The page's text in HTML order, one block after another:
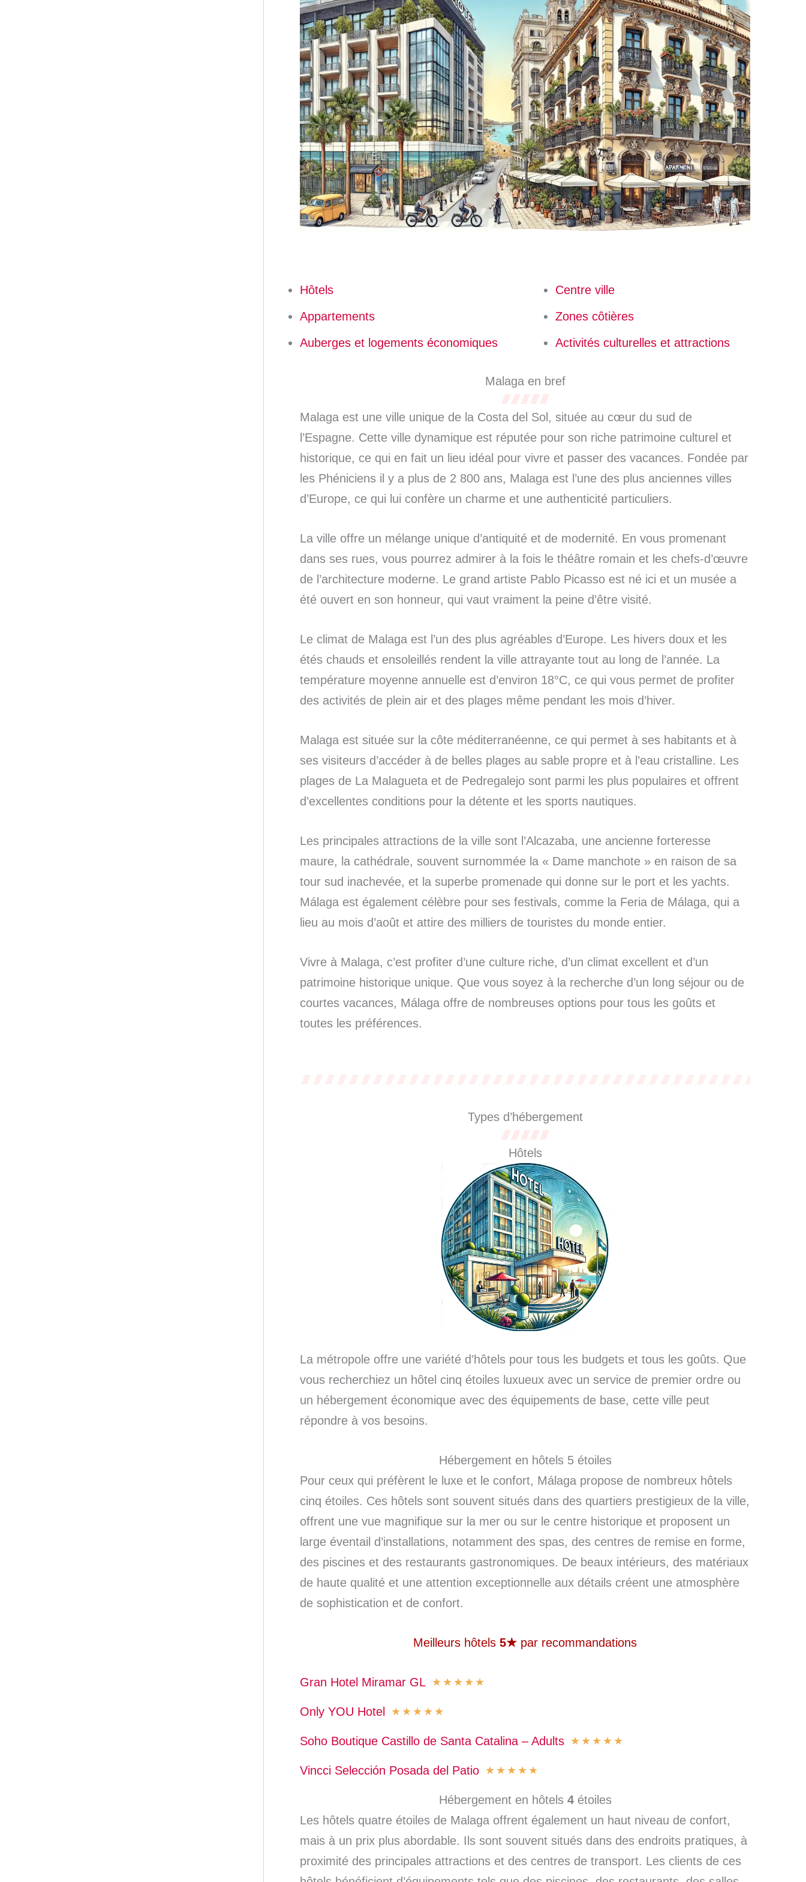
Hôtels
Appartements
Auberges et logements économiques
Centre ville
Zones côtières
Activités culturelles et attractions
Malaga en bref
Malaga est une ville unique de la Costa del Sol, située au cœur du sud de
l’Espagne. Cette ville dynamique est réputée pour son riche patrimoine culturel et
historique, ce qui en fait un lieu idéal pour vivre et passer des vacances. Fondée par
les Phéniciens il y a plus de 2 800 ans, Malaga est l’une des plus anciennes villes
d’Europe, ce qui lui confère un charme et une authenticité particuliers.
La ville offre un mélange unique d’antiquité et de modernité. En vous promenant
dans ses rues, vous pourrez admirer à la fois le théâtre romain et les chefs-d’œuvre
de l’architecture moderne. Le grand artiste Pablo Picasso est né ici et un musée a
été ouvert en son honneur, qui vaut vraiment la peine d’être visité.
Le climat de Malaga est l’un des plus agréables d’Europe. Les hivers doux et les
étés chauds et ensoleillés rendent la ville attrayante tout au long de l’année. La
température moyenne annuelle est d’environ 18°C, ce qui vous permet de profiter
des activités de plein air et des plages même pendant les mois d’hiver.
Malaga est située sur la côte méditerranéenne, ce qui permet à ses habitants et à
ses visiteurs d’accéder à de belles plages au sable propre et à l’eau cristalline. Les
plages de La Malagueta et de Pedregalejo sont parmi les plus populaires et offrent
d’excellentes conditions pour la détente et les sports nautiques.
Les principales attractions de la ville sont l’Alcazaba, une ancienne forteresse
maure, la cathédrale, souvent surnommée la « Dame manchote » en raison de sa
tour sud inachevée, et la superbe promenade qui donne sur le port et les yachts.
Málaga est également célèbre pour ses festivals, comme la Feria de Málaga, qui a
lieu au mois d’août et attire des milliers de touristes du monde entier.
Vivre à Malaga, c’est profiter d’une culture riche, d’un climat excellent et d’un
patrimoine historique unique. Que vous soyez à la recherche d’un long séjour ou de
courtes vacances, Málaga offre de nombreuses options pour tous les goûts et
toutes les préférences.
Types d’hébergement
Hôtels
La métropole offre une variété d’hôtels pour tous les budgets et tous les goûts. Que
vous recherchiez un hôtel cinq étoiles luxueux avec un service de premier ordre ou
un hébergement économique avec des équipements de base, cette ville peut
répondre à vos besoins.
Hébergement en hôtels 5 étoiles
Pour ceux qui préfèrent le luxe et le confort, Málaga propose de nombreux hôtels
cinq étoiles. Ces hôtels sont souvent situés dans des quartiers prestigieux de la ville,
offrent une vue magnifique sur la mer ou sur le centre historique et proposent un
large éventail d’installations, notamment des spas, des centres de remise en forme,
des piscines et des restaurants gastronomiques. De beaux intérieurs, des matériaux
de haute qualité et une attention exceptionnelle aux détails créent une atmosphère
de sophistication et de confort.
Meilleurs hôtels 5★ par recommandations
Gran Hotel Miramar GL ★ ★ ★ ★ ★
Only YOU Hotel ★ ★ ★ ★ ★
Soho Boutique Castillo de Santa Catalina – Adults ★ ★ ★ ★ ★
Vincci Selección Posada del Patio ★ ★ ★ ★ ★
Hébergement en hôtels 4étoiles
Les hôtels quatre étoiles de Malaga offrent également un haut niveau de confort,
mais à un prix plus abordable. Ils sont souvent situés dans des endroits pratiques, à
proximité des principales attractions et des centres de transport. Les clients de ces